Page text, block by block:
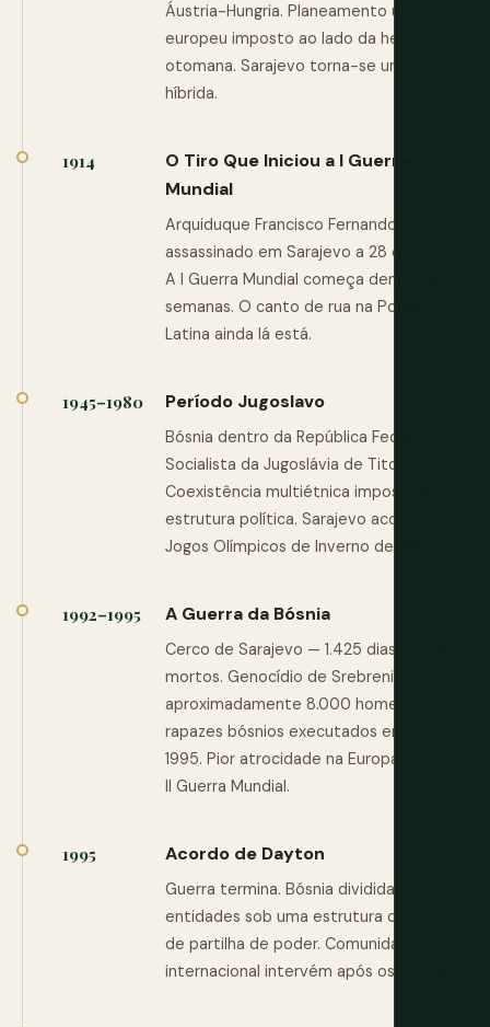
Áustria-Hungria. Planeamento urbano
europeu imposto ao lado da herança
otomana. Sarajevo torna-se uma cidade
híbrida.
1914
O Tiro Que Iniciou a I Guerra
Mundial
Arquiduque Francisco Fernando
assassinado em Sarajevo a 28 de junho.
A I Guerra Mundial começa dentro de
semanas. O canto de rua na Ponte
Latina ainda lá está.
1945–1980 Período Jugoslavo
Bósnia dentro da República Federal
Socialista da Jugoslávia de Tito.
Coexistência multiétnica imposta por
estrutura política. Sarajevo acolhe os
Jogos Olímpicos de Inverno de 1984.
1992–1995 A Guerra da Bósnia
Cerco de Sarajevo — 1.425 dias, 13.000
mortos. Genocídio de Srebrenica —
aproximadamente 8.000 homens e
rapazes bósnios executados em julho de
1995. Pior atrocidade na Europa desde a
II Guerra Mundial.
1995 Acordo de Dayton
Guerra termina. Bósnia dividida em duas
entidades sob uma estrutura complexa
de partilha de poder. Comunidade
internacional intervém após os factos.